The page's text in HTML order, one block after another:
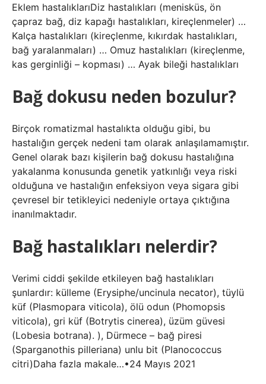
Eklem hastalıklarıDiz hastalıkları (menisküs, ön
çapraz bağ, diz kapağı hastalıkları, kireçlenmeler) …
Kalça hastalıkları (kireçlenme, kıkırdak hastalıkları,
bağ yaralanmaları) … Omuz hastalıkları (kireçlenme,
kas gerginliği – kopması) … Ayak bileği hastalıkları
Bağ dokusu neden bozulur?
Birçok romatizmal hastalıkta olduğu gibi, bu
hastalığın gerçek nedeni tam olarak anlaşılamamıştır.
Genel olarak bazı kişilerin bağ dokusu hastalığına
yakalanma konusunda genetik yatkınlığı veya riski
olduğuna ve hastalığın enfeksiyon veya sigara gibi
çevresel bir tetikleyici nedeniyle ortaya çıktığına
inanılmaktadır.
Bağ hastalıkları nelerdir?
Verimi ciddi şekilde etkileyen bağ hastalıkları
şunlardır: külleme (Erysiphe/uncinula necator), tüylü
küf (Plasmopara viticola), ölü odun (Phomopsis
viticola), gri küf (Botrytis cinerea), üzüm güvesi
(Lobesia botrana). ), Dürmece – bağ piresi
(Sparganothis pilleriana) unlu bit (Planococcus
citri)Daha fazla makale…•24 Mayıs 2021